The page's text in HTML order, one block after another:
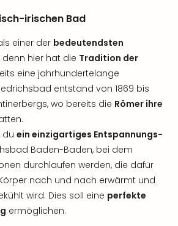
irischen Bad
einer der bedeutendsten
denn hier hat die Tradition der
eine jahrhundertelange
entstand von 1869 bis
wo bereits die Römer ihre
du ein einzigartiges Entspannungs-
Baden-Baden, bei dem
durchlaufen werden, die dafür
nach und nach erwärmt und
wird. Dies soll eine perfekte
ermöglichen.